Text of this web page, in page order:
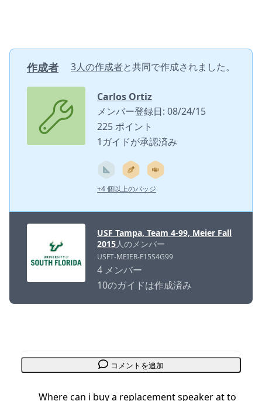
作成者 3人の作成者と共同で作成されました。
Carlos Ortiz
メンバー登録日: 08/24/15
225 ポイント
1ガイドが承認済み
+4 個以上のバッジ
USF Tampa, Team 4-99, Meier Fall
2015人のメンバー
USFT-MEIER-F15S4G99
4 メンバー
10のガイドは作成済み
コメントを追加
Where can i buy a replacement speaker at to